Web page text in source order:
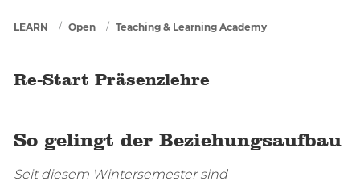
You are here
LEARN Open Teaching & Learning Academy
Re-Start Präsenzlehre
So gelingt der Beziehungsaufbau
Seit diesem Wintersemester sind